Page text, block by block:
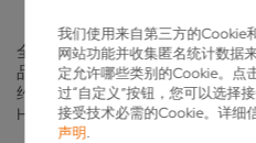
我们使用来自第三方的Cookie
网站功能并收集匿名统计数据
定允许哪些类别的Cookie。点
过“自定义”按钮，您可以选择
接受技术必需的Cookie。详细
声明.
全球15家分公司30多个代表处确
品质咨询。我们需要头脑风暴，
约700名员工在为塑造孚尔默品
Heinrich Vollmer先生的愿景。